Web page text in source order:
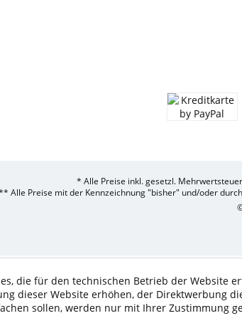
* Alle Preise inkl. gesetzl.
Alle Preise mit der Kennzeichnung "bisher" und/oder
die für den technischen Betrieb der Website
dieser Website erhöhen, der Direktwerbung
sollen, werden nur mit Ihrer Zustimmung